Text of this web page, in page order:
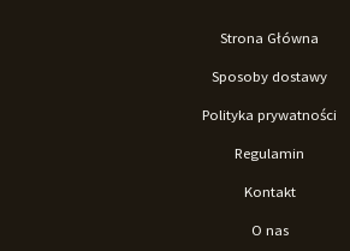
Strona Główna
Sposoby dostawy
Polityka prywatności
Regulamin
Kontakt
O nas